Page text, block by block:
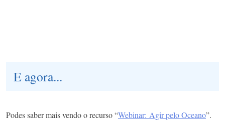
E agora...
Podes saber mais vendo o recurso “Webinar: Agir pelo Oceano”.